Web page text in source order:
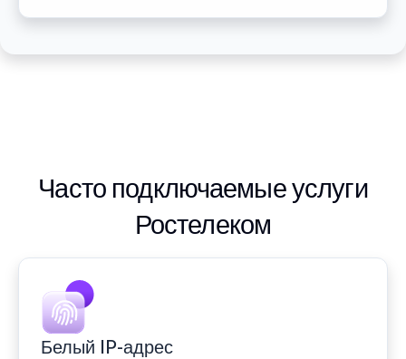
Часто подключаемые услуги
Ростелеком
Белый IP-адрес